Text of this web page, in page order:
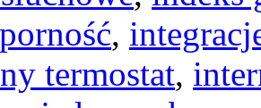
,
termostat,